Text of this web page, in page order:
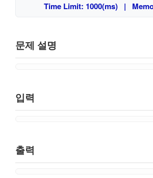
Time Limit: 1000(ms) |
문제 설명
입력
출력